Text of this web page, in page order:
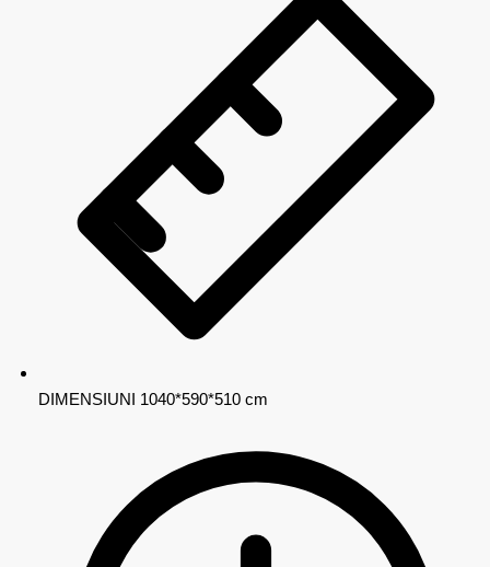
DIMENSIUNI 1040*590*510 cm